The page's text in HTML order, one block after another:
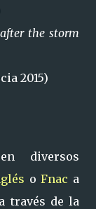
the storm
2015)
diversos
oFnac a
través de la